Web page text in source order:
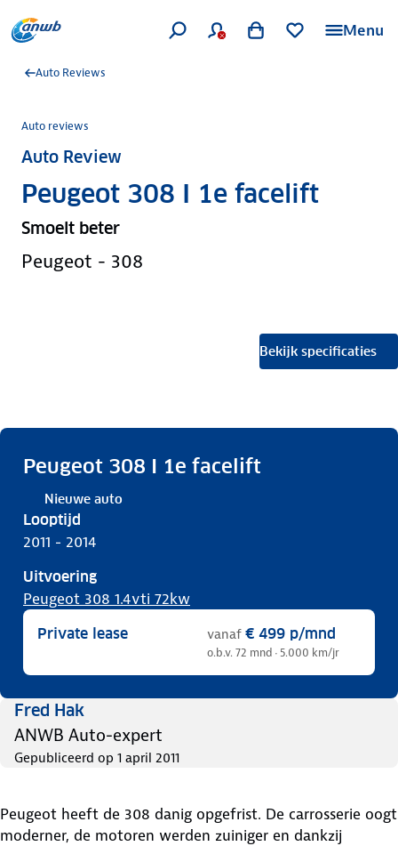
Menu
Auto Reviews
Auto reviews
Auto Review
Peugeot 308 I 1e facelift
Smoelt beter
Peugeot - 308
Bekijk specificaties
Peugeot 308 I 1e facelift
Nieuwe auto
Looptijd
2011 - 2014
Uitvoering
Peugeot 308 1.4vti 72kw
Private lease vanaf € 499 p/mnd
o.b.v. 72 mnd · 5.000 km/jr
Fred Hak
ANWB Auto-expert
Gepubliceerd op 1 april 2011
Peugeot heeft de 308 danig opgefrist. De carrosserie oogt
moderner, de motoren werden zuiniger en dankzij